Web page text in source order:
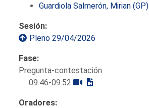
Guardiola Salmerón, Mirian (GP)
Sesión:
Pleno 29/04/2026
Fase:
Pregunta-contestación
09:46-09:52
Oradores: